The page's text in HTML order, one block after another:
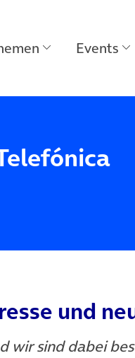
Events
und
wir sind dabei